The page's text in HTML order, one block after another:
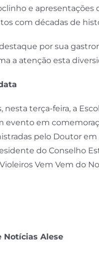
e
com décadas de
por sua
a atenção esta
nesta terça-feira, a
evento em
pelo Doutor em
do Conselho
Vem Vem do
Notícias Alese